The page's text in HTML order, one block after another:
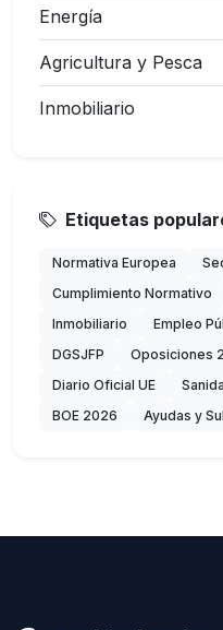
Energía
Agricultura y Pesca
Inmobiliario
Etiquetas
Normativa Europea
Cumplimiento Normativo
Inmobiliario
Empleo
DGSJFP
Oposiciones
Diario Oficial UE
BOE 2026
Ayudas y